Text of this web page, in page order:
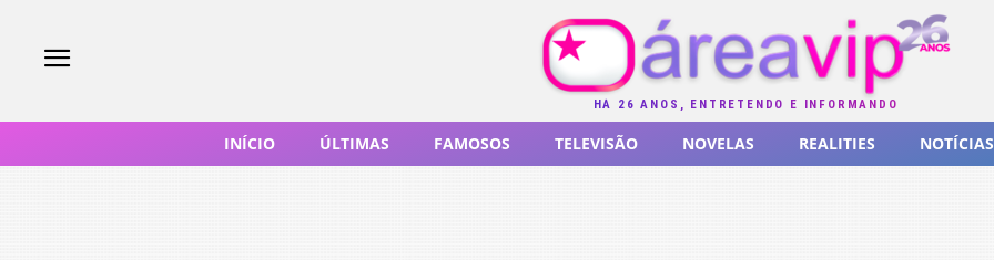
HÁ 26 ANOS, ENTRETENDO E INFORMANDO
INÍCIO ÚLTIMAS FAMOSOS TELEVISÃO NOVELAS REALITIES NOTÍCIAS